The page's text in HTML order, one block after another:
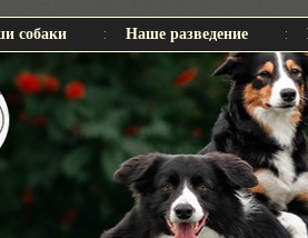
собаки Наше разведение